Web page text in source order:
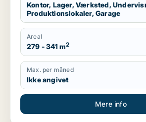
Kontor, Lager, Værksted,
Produktionslokaler, Garage
Areal
279 - 341 m2
Max. per måned
Ikke angivet
Mere info